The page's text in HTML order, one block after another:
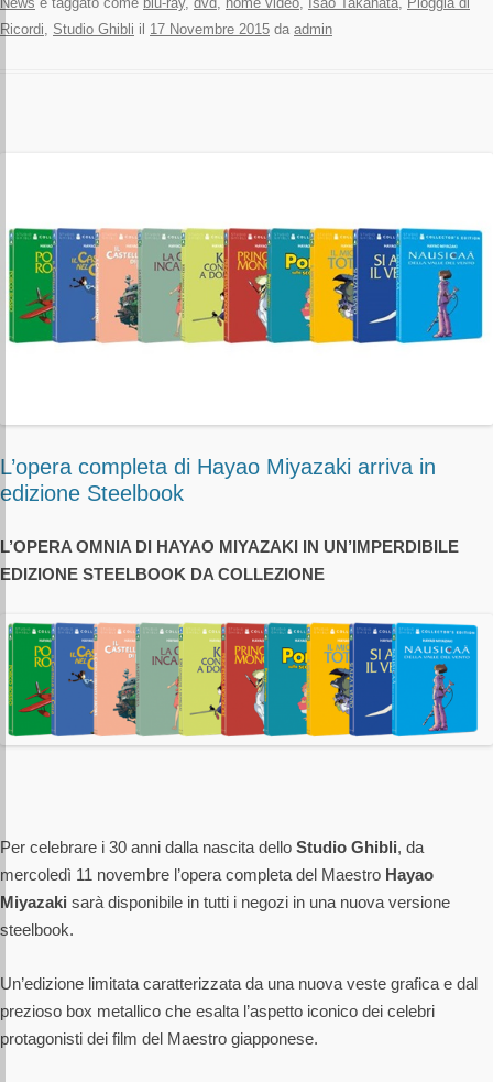
Ricordi
Studio Ghibli il 17 Novembre 2015 da admin
L’opera completa di Hayao Miyazaki arriva in
edizione Steelbook
L’OPERA OMNIA DI HAYAO MIYAZAKI IN UN’IMPERDIBILE
EDIZIONE STEELBOOK DA COLLEZIONE
Per celebrare i 30 anni dalla nascita dello Studio Ghibli, da
mercoledì 11 novembre l’opera completa del Maestro Hayao
Miyazaki sarà disponibile in tutti i negozi in una nuova versione
steelbook.
Un’edizione limitata caratterizzata da una nuova veste grafica e dal
prezioso box metallico che esalta l’aspetto iconico dei celebri
protagonisti dei film del Maestro giapponese.